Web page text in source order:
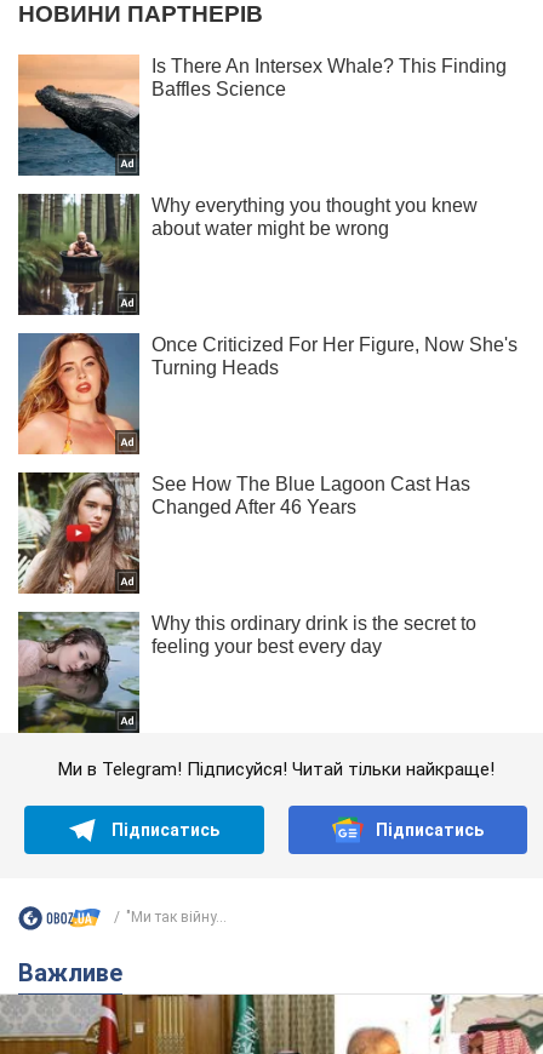
Ми в Telegram! Підписуйся! Читай тільки найкраще!
Підписатись Підписатись
"Ми так війну...
Важливе